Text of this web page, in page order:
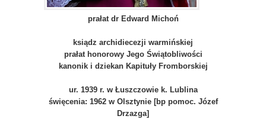
prałat dr Edward Michoń
ksiądz archidiecezji warmińskiej
prałat honorowy Jego Świątobliwości
kanonik i dziekan Kapituły Fromborskiej
ur. 1939 r. w Łuszczowie k. Lublina
święcenia: 1962 w Olsztynie [bp pomoc. Józef
Drzazga]